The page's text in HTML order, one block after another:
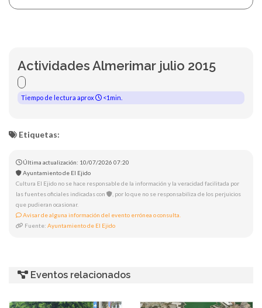
Actividades Almerimar julio 2015
Tiempo de lectura aprox <1min.
Etiquetas:
Última actualización: 10/07/2026 07:20
Ayuntamiento de El Ejido
Cultura El Ejido no se hace responsable de la información y la veracidad facilitada por
las fuentes oficiales indicadas con
, por lo que no se responsabiliza de los perjuicios
que pudieran ocasionar.
Avisar de alguna información del evento errónea o consulta.
Fuente: Ayuntamiento de El Ejido
Eventos relacionados